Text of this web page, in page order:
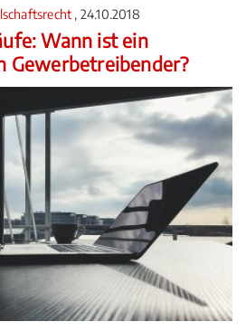
, 24.10.2018
Wann ist ein
Gewerbetreibender?